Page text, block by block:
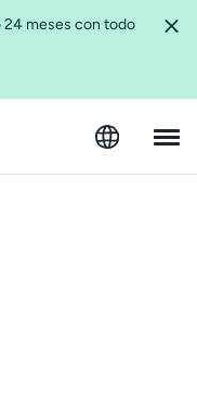
24 meses con todo